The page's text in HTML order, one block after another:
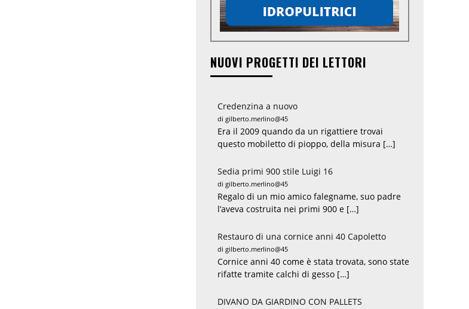
NUOVI PROGETTI DEI LETTORI
Credenzina a nuovo
di gilberto.merlino@45
Era il 2009 quando da un rigattiere trovai
questo mobiletto di pioppo, della misura […]
Sedia primi 900 stile Luigi 16
di gilberto.merlino@45
Regalo di un mio amico falegname, suo padre
l’aveva costruita nei primi 900 e […]
Restauro di una cornice anni 40 Capoletto
di gilberto.merlino@45
Cornice anni 40 come è stata trovata, sono state
rifatte tramite calchi di gesso […]
DIVANO DA GIARDINO CON PALLETS